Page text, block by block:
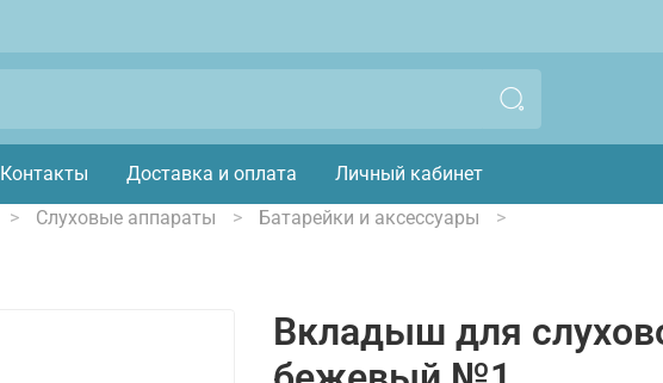
Контакты Доставка и оплата
Личный кабинет
Слуховые аппараты
Батарейки и аксессуары
Вкладыш для